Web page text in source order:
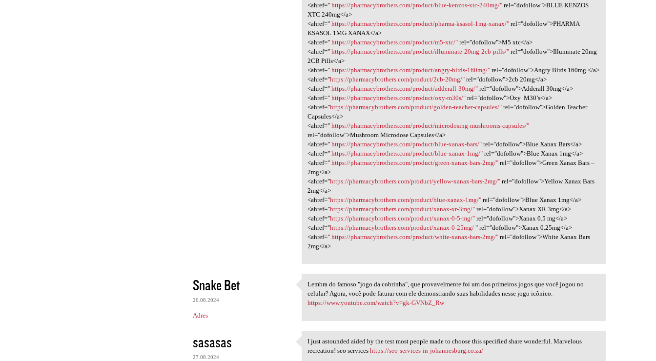
<ahref="https://pharmacybrothers.com/product/blue-kenzos-xtc-240mg/" rel="dofollow">BLUE KENZOS
XTC 240mg</a>
<ahref="https://pharmacybrothers.com/product/pharma-ksasol-1mg-xanax/" rel="dofollow">PHARMA
KSASOL 1MG XANAX</a>
<ahref="https://pharmacybrothers.com/product/m5-xtc/" rel="dofollow">M5 xtc</a>
<ahref="https://pharmacybrothers.com/product/illuminate-20mg-2cb-pills/" rel="dofollow">Illuminate 20mg
2CB Pills</a>
<ahref="https://pharmacybrothers.com/product/angry-birds-160mg/" rel="dofollow">Angry Birds 160mg </a>
<ahref="https://pharmacybrothers.com/product/2cb-20mg/" rel="dofollow">2cb 20mg</a>
<ahref="https://pharmacybrothers.com/product/adderall-30mg/" rel="dofollow">Adderall 30mg</a>
<ahref="https://pharmacybrothers.com/product/oxy-m30s/" rel="dofollow">Oxy M30’s</a>
<ahref="https://pharmacybrothers.com/product/golden-teacher-capsules/" rel="dofollow">Golden Teacher
Capsules</a>
<ahref="https://pharmacybrothers.com/product/microdosing-mushrooms-capsules/"
rel="dofollow">Mushroom Microdose Capsules</a>
<ahref="https://pharmacybrothers.com/product/blue-xanax-bars/" rel="dofollow">Blue Xanax Bars</a>
<ahref="https://pharmacybrothers.com/product/blue-xanax-1mg/" rel="dofollow">Blue Xanax 1mg</a>
<ahref="https://pharmacybrothers.com/product/green-xanax-bars-2mg/" rel="dofollow">Green Xanax Bars –
2mg</a>
<ahref="https://pharmacybrothers.com/product/yellow-xanax-bars-2mg/" rel="dofollow">Yellow Xanax Bars
2mg</a>
<ahref="https://pharmacybrothers.com/product/blue-xanax-1mg/" rel="dofollow">Blue Xanax 1mg</a>
<ahref="https://pharmacybrothers.com/product/xanax-xr-3mg/" rel="dofollow">Xanax XR 3mg</a>
<ahref="https://pharmacybrothers.com/product/xanax-0-5-mg/" rel="dofollow">Xanax 0.5 mg</a>
<ahref="https://pharmacybrothers.com/product/xanax-0-25mg/ " rel="dofollow">Xanax 0.25mg</a>
<ahref="https://pharmacybrothers.com/product/white-xanax-bars-2mg/" rel="dofollow">White Xanax Bars
2mg</a>
Snake Bet
26.08.2024
Adres
Lembra do famoso "jogo da
Lembra do famoso "jogo da cobrinha", que provavelmente foi um dos primeiros jogos que você jogou no
celular? Agora, você pode faturar com ele demonstrando suas habilidades nesse jogo icônico.
https://www.youtube.com/watch?v=gk-GVNbZ_Rw
sasasas
27.08.2024
I just astounded aided by the
I just astounded aided by the test most people made to choose this specified share wonderful. Marvelous
recreation! seo serviceshttps://seo-services-in-johannesburg.co.za/